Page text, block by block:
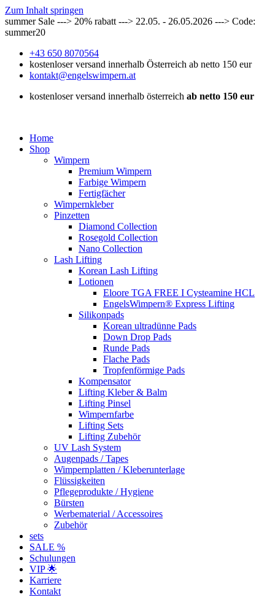
Zum Inhalt springen
summer Sale ---> 20% rabatt ---> 22.05. - 26.05.2026 ---> Code:
summer20
+43 650 8070564
kostenloser versand innerhalb Österreich ab netto 150 eur
kontakt@engelswimpern.at
kostenloser versand innerhalb österreich ab netto 150 eur
Home
Shop
Wimpern
Premium Wimpern
Farbige Wimpern
Fertigfächer
Wimpernkleber
Pinzetten
Diamond Collection
Rosegold Collection
Nano Collection
Lash Lifting
Korean Lash Lifting
Lotionen
Eloore TGA FREE I Cysteamine HCL
EngelsWimpern® Express Lifting
Silikonpads
Korean ultradünne Pads
Down Drop Pads
Runde Pads
Flache Pads
Tropfenförmige Pads
Kompensator
Lifting Kleber & Balm
Lifting Pinsel
Wimpernfarbe
Lifting Sets
Lifting Zubehör
UV Lash System
Augenpads / Tapes
Wimpernplatten / Kleberunterlage
Flüssigkeiten
Pflegeprodukte / Hygiene
Bürsten
Werbematerial / Accessoires
Zubehör
sets
SALE %
Schulungen
VIP 🌟
Karriere
Kontakt